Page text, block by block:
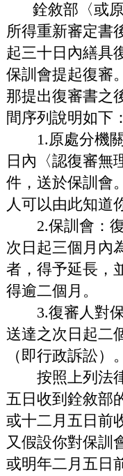
銓敘部〈或
所得重新審定書
起三十日內繕具
保訓會提起復審
那提出復審書之
間序列說明如下
1.原處分機關
日內〈認復審無
件，送於保訓會
人可以由此知道
2.保訓會：復
次日起三個月內
者，得予延長，
得逾二個月。
3.復審人對保
送達之次日起二
（即行政訴訟）
按照上列法律
五日收到銓敘部
或十二月五日前
又假設你對保訓
或明年二月五日